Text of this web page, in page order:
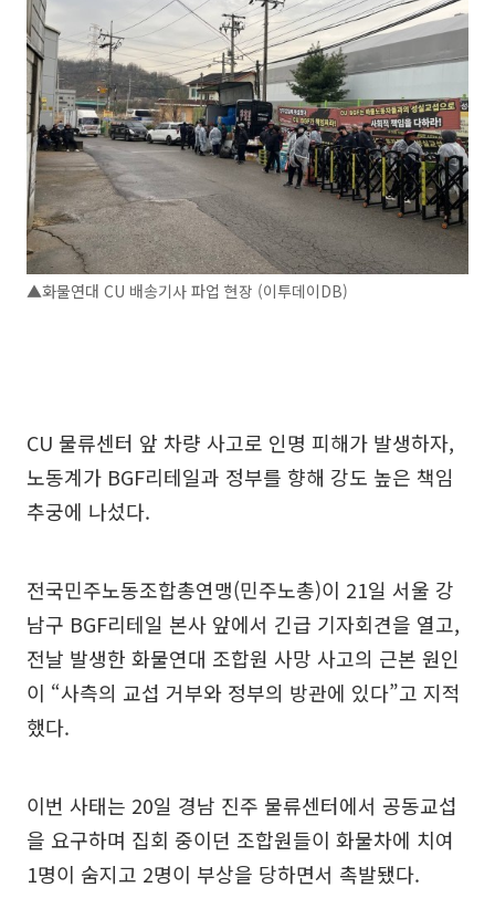
▲화물연대 CU 배송기사 파업 현장 (이투데이DB)
CU 물류센터 앞 차량 사고로 인명 피해가 발생하자,
노동계가 BGF리테일과 정부를 향해 강도 높은 책임
추궁에 나섰다.
전국민주노동조합총연맹(민주노총)이 21일 서울 강
남구 BGF리테일 본사 앞에서 긴급 기자회견을 열고,
전날 발생한 화물연대 조합원 사망 사고의 근본 원인
이 “사측의 교섭 거부와 정부의 방관에 있다”고 지적
했다.
이번 사태는 20일 경남 진주 물류센터에서 공동교섭
을 요구하며 집회 중이던 조합원들이 화물차에 치여
1명이 숨지고 2명이 부상을 당하면서 촉발됐다.